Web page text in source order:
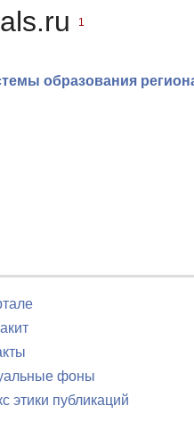
1
образования
фоны
этики публикаций